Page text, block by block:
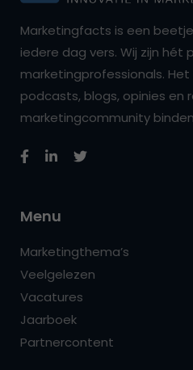
Marketingfacts is een
iedere dag vers. Wij zijn hét
marketingprofessionals. Het
podcasts, blogs, opinies en
marketingcommunity
Menu
Marketingthema’s
Veelgelezen
Vacatures
Jaarboek
Partnercontent